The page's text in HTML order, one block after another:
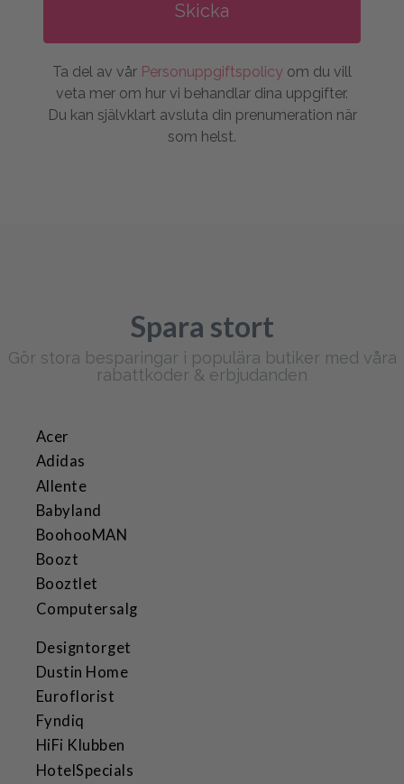
Ta del av vår Personuppgiftspolicy om du vill
veta mer om hur vi behandlar dina uppgifter.
Du kan självklart avsluta din prenumeration när
som helst.
Spara stort
Gör stora besparingar i populära butiker med våra
rabattkoder & erbjudanden
Acer
Adidas
Allente
Babyland
BoohooMAN
Boozt
Booztlet
Computersalg
Designtorget
Dustin Home
Euroflorist
Fyndiq
HiFi Klubben
HotelSpecials